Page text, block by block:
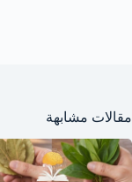
مقالات مشابهة